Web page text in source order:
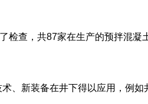
查，共87家在生产的预拌混凝
、新装备在井下得以应用，例如